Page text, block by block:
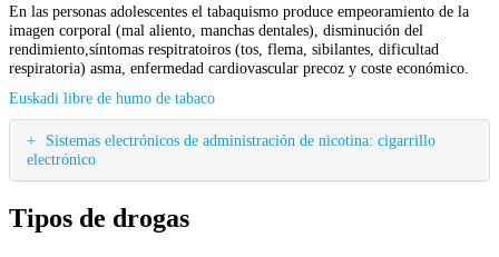
En las personas adolescentes el tabaquismo produce empeoramiento de la
imagen corporal (mal aliento, manchas dentales), disminución del
rendimiento,síntomas respitratoiros (tos, flema, sibilantes, dificultad
respiratoria) asma, enfermedad cardiovascular precoz y coste económico.
Euskadi libre de humo de tabaco
Sistemas electrónicos de administración de nicotina: cigarrillo
electrónico
Tipos de drogas